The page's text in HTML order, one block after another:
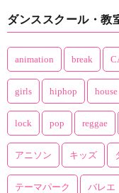
ダンススクール・教
animation break
girls hiphop house
lock pop reggae
アニソン キッズ
テーマパーク バレエ